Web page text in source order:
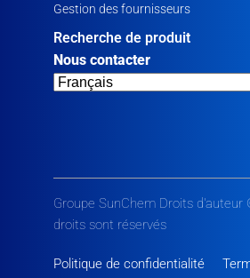
Gestion des fournisseurs
Recherche de produit
Nous contacter
Groupe SunChem Droits d'auteur
droits sont réservés
Politique de confidentialité